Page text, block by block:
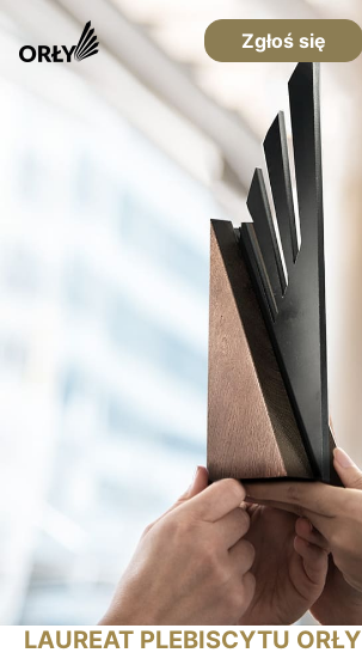
Zgłoś się
LAUREAT PLEBISCYTU ORŁY